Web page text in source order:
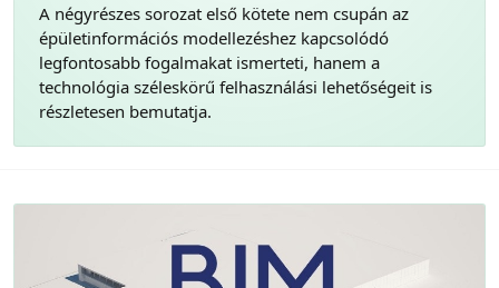
A négyrészes sorozat első kötete nem csupán az
épületinformációs modellezéshez kapcsolódó
legfontosabb fogalmakat ismerteti, hanem a
technológia széleskörű felhasználási lehetőségeit is
részletesen bemutatja.